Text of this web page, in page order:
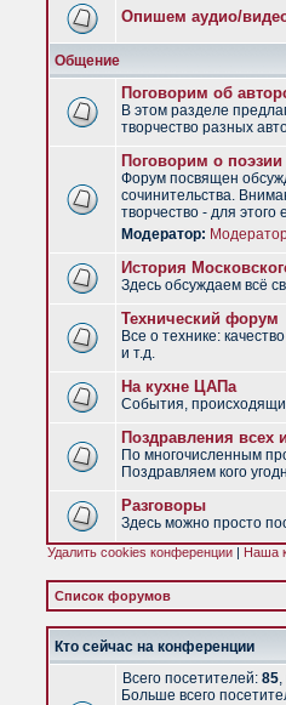
Опишем аудио/
Общение
Поговорим об
В этом разделе
творчество разных
Поговорим о поэзии
Форум посвящен
сочинительства.
творчество - для
Модератор:
История
Здесь обсуждаем всё
Технический форум
Все о технике:
и т.д.
На кухне ЦАПа
События,
Поздравления всех
По многочисленным
Поздравляем кого
Разговоры
Здесь можно просто
Удалить cookies конференции | Наша
Список форумов
Кто сейчас на конференции
Всего посетителей: 85
Больше всего